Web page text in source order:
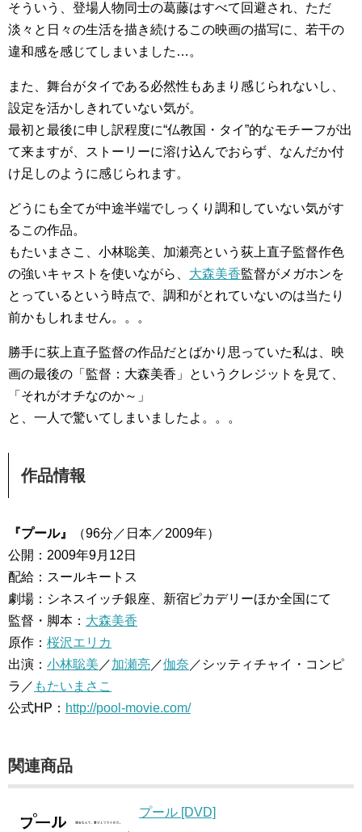
そういう、登場人物同士の葛藤はすべて回避され、ただ
淡々と日々の生活を描き続けるこの映画の描写に、若干の
違和感を感じてしまいました…。
また、舞台がタイである必然性もあまり感じられないし、
設定を活かしきれていない気が。
最初と最後に申し訳程度に“仏教国・タイ”的なモチーフが出
て来ますが、ストーリーに溶け込んでおらず、なんだか付
け足しのように感じられます。
どうにも全てが中途半端でしっくり調和していない気がす
るこの作品。
もたいまさこ、小林聡美、加瀬亮という荻上直子監督作色
の強いキャストを使いながら、 大森美香監督がメガホンを
とっているという時点で、調和がとれていないのは当たり
前かもしれません。。。
勝手に荻上直子監督の作品だとばかり思っていた私は、映
画の最後の「監督：大森美香」というクレジットを見て、
「それがオチなのか～」
と、一人で驚いてしまいましたよ。。。
作品情報
『プール』
（96分／日本／2009年）
公開：2009年9月12日
配給：スールキートス
劇場：シネスイッチ銀座、新宿ピカデリーほか全国にて
監督・脚本： 大森美香
原作： 桜沢エリカ
出演： 小林聡美 ／加瀬亮／伽奈 ／シッティチャイ・コンピ
ラ／ もたいまさこ
公式HP： http://pool-movie.com/
関連商品
プール [DVD]